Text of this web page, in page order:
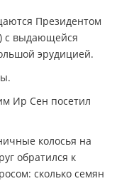
Президентом
с выдающейся
эрудицией.
Ир Сен посетил
колосья на
обратился к
сколько семян